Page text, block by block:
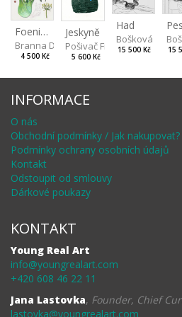
Foeniculum
Branna Dorota
4 500 Kč
Jeskyně
Pošivač Filip
5 600 Kč
Had
Bošková Radka
15 500 Kč 15
INFORMACE
O nás
Obchodní podmínky / Jak nakupovat?
Podmínky ochrany osobních údajů
Kontakt
Odstoupit od smlouvy
Dárkové poukazy
KONTAKT
Young Real Art
info@youngrealart.com
+420 608 46 22 11
Jana Lastovka, Founder, Chief
lastovka@youngrealart.com